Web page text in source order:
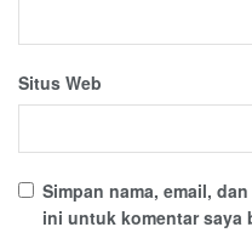
Situs Web
Simpan nama, email,
ini untuk komentar saya